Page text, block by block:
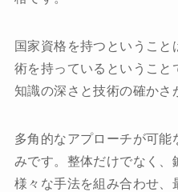
国家資格を持つというこ
術を持っているということ
知識の深さと技術の確かさ
多角的なアプローチが可
みです。整体だけでなく、
様々な手法を組み合わせ、